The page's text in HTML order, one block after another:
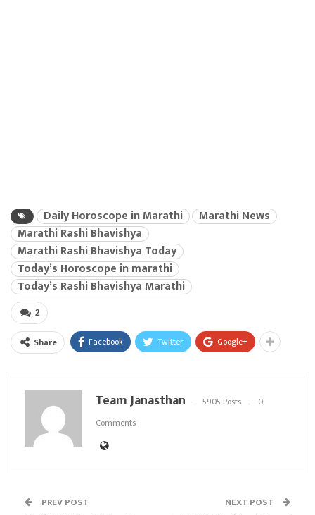
Daily Horoscope in Marathi
Marathi News
Marathi Rashi Bhavishya
Marathi Rashi Bhavishya Today
Today’s Horoscope in marathi
Today’s Rashi Bhavishya Marathi
2
Share Facebook Twitter Google+
Team Janasthan 5905 Posts
0
Comments
PREV POST NEXT POST